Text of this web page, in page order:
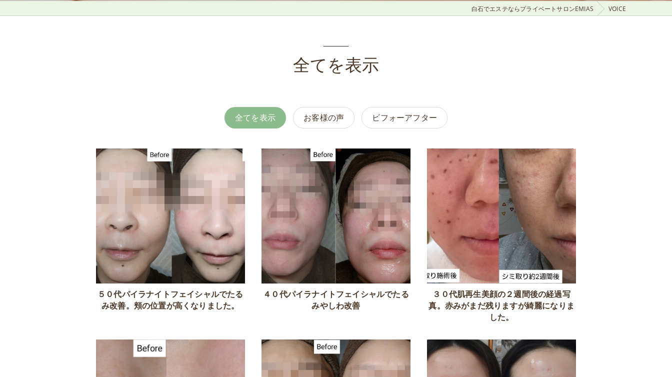
白石でエステならプライベートサロンEMIAS VOICE
全てを表示
全てを表示 お客様の声 ビフォーアフター
５０代パイラナイトフェイシャルでたる
み改善。頬の位置が高くなりました。
４０代パイラナイトフェイシャルでたる
みやしわ改善
３０代肌再生美顔の２週間後の経過写
真。赤みがまだ残りますが綺麗になりま
した。